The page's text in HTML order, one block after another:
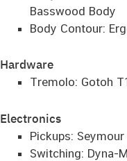
Basswood Body
Body Contour:
Hardware
Tremolo: Gotoh
Electronics
Pickups:
Switching: Dyna-